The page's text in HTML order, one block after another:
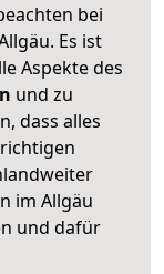
bei
Es ist
Aspekte des
und zu
dass alles
im Allgäu
und dafür